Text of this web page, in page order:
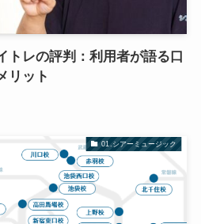
トレの評判：利用者が語る口
リット
01.シアーミュージック